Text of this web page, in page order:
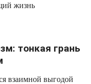
жизнь
тонкая грань
взаимной выгодой